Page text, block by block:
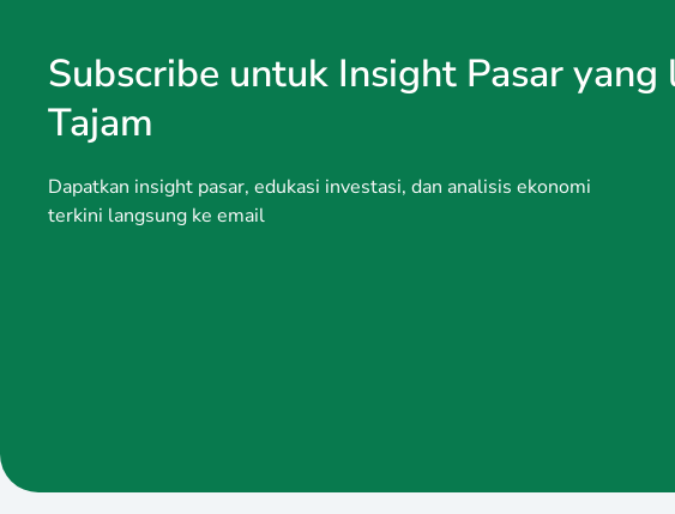
Subscribe untuk Insight Pasar yang
Tajam
Dapatkan insight pasar, edukasi investasi, dan analisis ekonomi
terkini langsung ke email